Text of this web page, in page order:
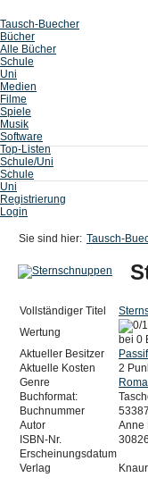
Tausch-Buecher
Bücher
Alle Bücher
Schule
Uni
Medien
Filme
Spiele
Musik
Software
Top-Listen
Schule/Uni
Schule
Uni
Registrierung
Login
Sie sind hier: Tausch-
Vollständiger Titel
Wertung
bei 0
Aktueller Besitzer
Aktuelle Kosten
2
Genre
Buchformat:
Buchnummer
53387
Autor
Anne
ISBN-Nr.
30826
Erscheinungsdatum
Verlag
Knaur